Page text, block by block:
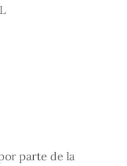
parte de la